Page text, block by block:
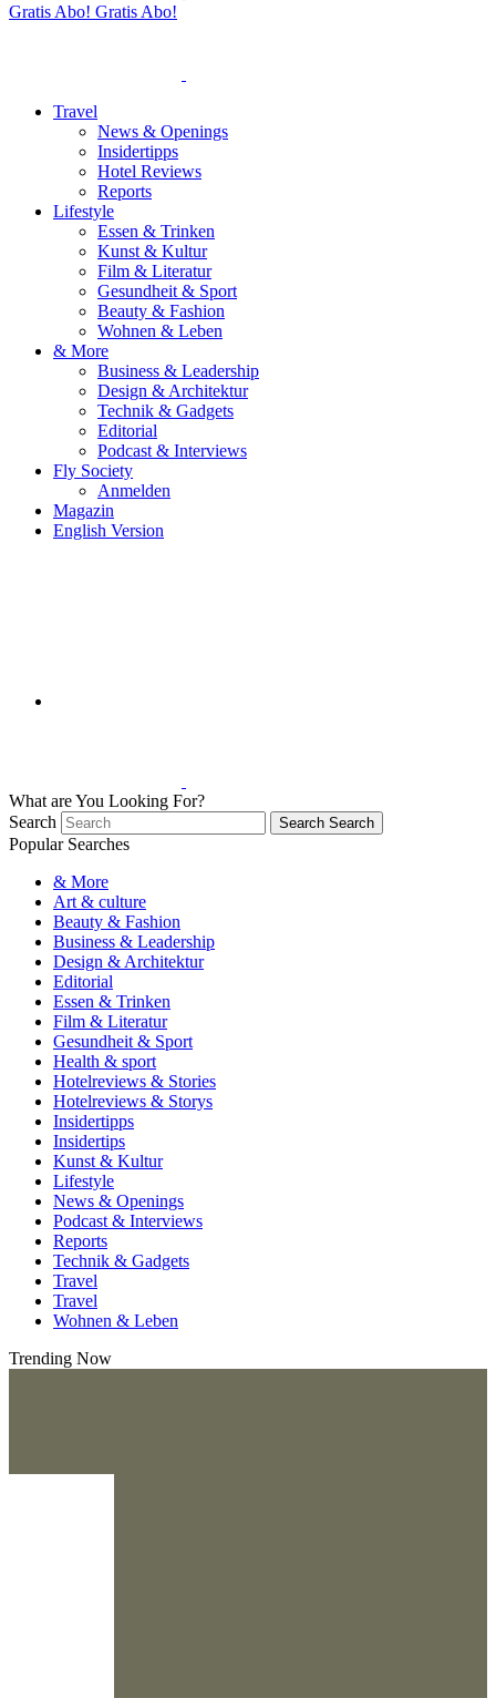
Gratis Abo! Gratis Abo!
Travel
News & Openings
Insidertipps
Hotel Reviews
Reports
Lifestyle
Essen & Trinken
Kunst & Kultur
Film & Literatur
Gesundheit & Sport
Beauty & Fashion
Wohnen & Leben
& More
Business & Leadership
Design & Architektur
Technik & Gadgets
Editorial
Podcast & Interviews
Fly Society
Anmelden
Magazin
English Version
What are You Looking For?
Search
Search Search
Popular Searches
& More
Art & culture
Beauty & Fashion
Business & Leadership
Design & Architektur
Editorial
Essen & Trinken
Film & Literatur
Gesundheit & Sport
Health & sport
Hotelreviews & Stories
Hotelreviews & Storys
Insidertipps
Insidertips
Kunst & Kultur
Lifestyle
News & Openings
Podcast & Interviews
Reports
Technik & Gadgets
Travel
Travel
Wohnen & Leben
Trending Now